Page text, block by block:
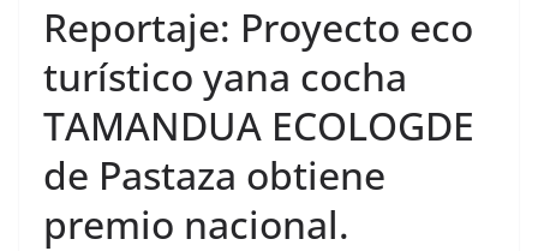
Reportaje: Proyecto eco
turístico yana cocha
TAMANDUA ECOLOGDE
de Pastaza obtiene
premio nacional.